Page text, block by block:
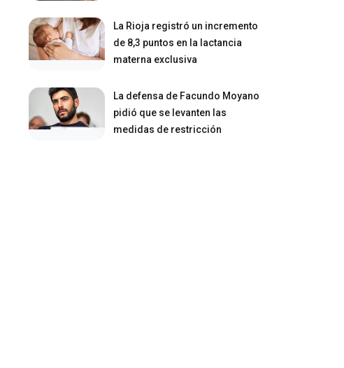
La Rioja registró un incremento
de 8,3 puntos en la lactancia
materna exclusiva
La defensa de Facundo Moyano
pidió que se levanten las
medidas de restricción